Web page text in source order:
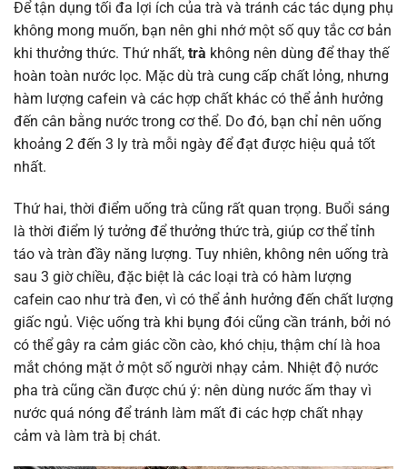
Để tận dụng tối đa lợi ích của trà và tránh các tác dụng phụ
không mong muốn, bạn nên ghi nhớ một số quy tắc cơ bản
khi thưởng thức. Thứ nhất, trà không nên dùng để thay thế
hoàn toàn nước lọc. Mặc dù trà cung cấp chất lỏng, nhưng
hàm lượng cafein và các hợp chất khác có thể ảnh hưởng
đến cân bằng nước trong cơ thể. Do đó, bạn chỉ nên uống
khoảng 2 đến 3 ly trà mỗi ngày để đạt được hiệu quả tốt
nhất.
Thứ hai, thời điểm uống trà cũng rất quan trọng. Buổi sáng
là thời điểm lý tưởng để thưởng thức trà, giúp cơ thể tỉnh
táo và tràn đầy năng lượng. Tuy nhiên, không nên uống trà
sau 3 giờ chiều, đặc biệt là các loại trà có hàm lượng
cafein cao như trà đen, vì có thể ảnh hưởng đến chất lượng
giấc ngủ. Việc uống trà khi bụng đói cũng cần tránh, bởi nó
có thể gây ra cảm giác cồn cào, khó chịu, thậm chí là hoa
mắt chóng mặt ở một số người nhạy cảm. Nhiệt độ nước
pha trà cũng cần được chú ý: nên dùng nước ấm thay vì
nước quá nóng để tránh làm mất đi các hợp chất nhạy
cảm và làm trà bị chát.